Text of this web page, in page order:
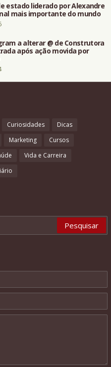
estado liderado por Alexandre
mais importante do mundo
a alterar @ de Construtora
após ação movida por
Curiosidades
Dicas
Marketing
Cursos
Vida e Carreira